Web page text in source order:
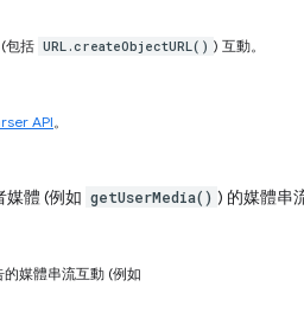
包括 URL.createObjectURL() ) 互動。
API。
體 (例如 getUserMedia() ) 的媒體串
媒體串流互動 (例如